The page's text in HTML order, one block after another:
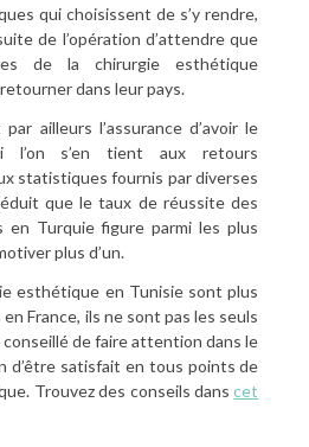
qui choisissent de s’y rendre,
de l’opération d’attendre que
de la chirurgie esthétique
dans leur pays.
ailleurs l’assurance d’avoir le
l’on s’en tient aux retours
statistiques fournis par diverses
que le taux de réussite des
en Turquie figure parmi les plus
plus d’un.
esthétique en Tunisie sont plus
France, ils ne sont pas les seuls
de faire attention dans le
d’être satisfait en tous points de
Trouvez des conseils danscet